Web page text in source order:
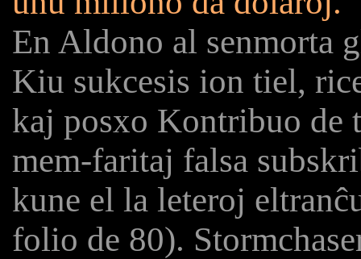
En Aldono al senmorta
Kiu sukcesis ion tiel,
kaj posxo Kontribuo de
mem-faritaj falsa
kune el la leteroj
folio de 80).